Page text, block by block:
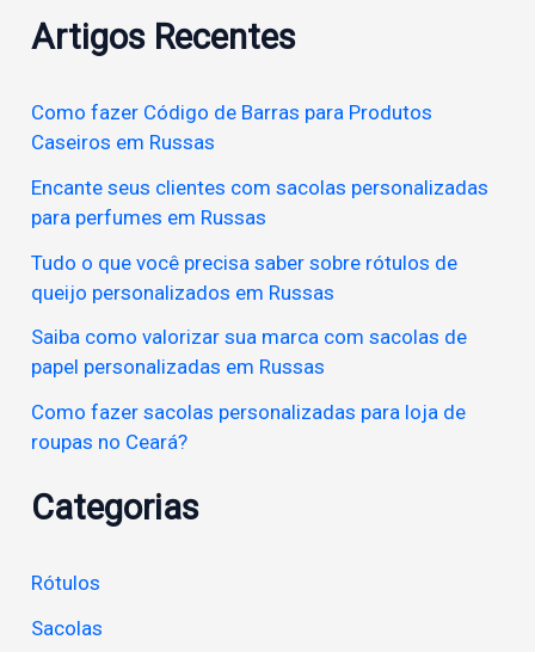
Artigos Recentes
Como fazer Código de Barras para Produtos
Caseiros em Russas
Encante seus clientes com sacolas personalizadas
para perfumes em Russas
Tudo o que você precisa saber sobre rótulos de
queijo personalizados em Russas
Saiba como valorizar sua marca com sacolas de
papel personalizadas em Russas
Como fazer sacolas personalizadas para loja de
roupas no Ceará?
Categorias
Rótulos
Sacolas